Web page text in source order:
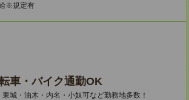
※規定有
車・バイク通勤OK
東城・油木・内名・小奴可など勤務地多数！